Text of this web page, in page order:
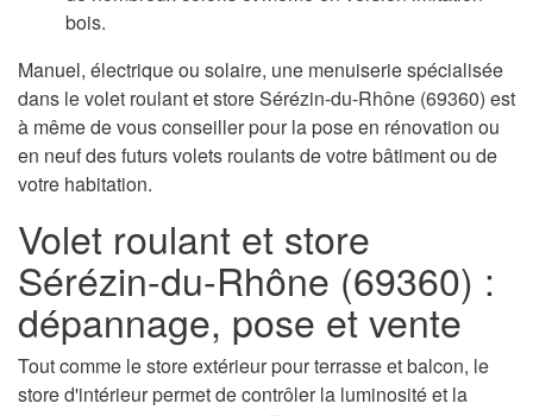
bois.
Manuel, électrique ou solaire, une menuiserie spécialisée
dans le volet roulant et store Sérézin-du-Rhône (69360) est
à même de vous conseiller pour la pose en rénovation ou
en neuf des futurs volets roulants de votre bâtiment ou de
votre habitation.
Volet roulant et store
Sérézin-du-Rhône (69360) :
dépannage, pose et vente
Tout comme le store extérieur pour terrasse et balcon, le
store d'intérieur permet de contrôler la luminosité et la